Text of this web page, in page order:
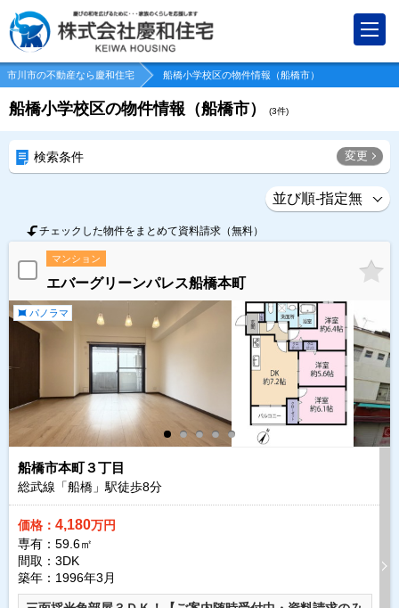
市川市の不動産なら慶和住宅 船橋小学校区の物件情報（船橋市）
船橋小学校区の物件情報（船橋市） (3件)
検索条件 変更
チェックした物件をまとめて資料請求（無料）
マンション
エバーグリーンパレス船橋本町
パノラマ
船橋市本町３丁目
総武線「船橋」駅徒歩8分
価格： 4,180万円
専有：59.6㎡
間取：3DK
築年：1996年3月